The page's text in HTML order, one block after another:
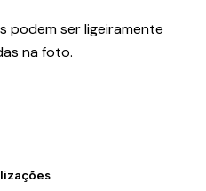
podem ser ligeiramente
na foto.